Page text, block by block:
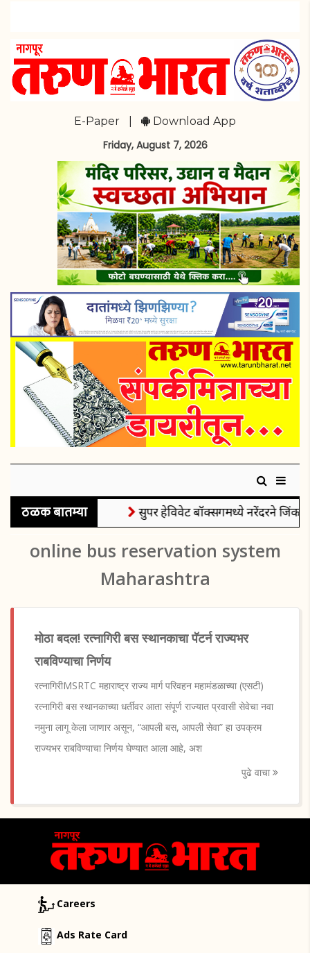
E-Paper Download App
Friday, August 7, 2026
ठळक बातम्या सुपर हेविवेट बॉक्सिंगमध्ये नरेंदरने जिंकले
online bus reservation system
Maharashtra
मोठा बदल! रत्नागिरी बस स्थानकाचा पॅटर्न राज्यभर
राबविण्याचा निर्णय
रत्नागिरीMSRTC महाराष्ट्र राज्य मार्ग परिवहन महामंडळाच्या (एसटी)
रत्नागिरी बस स्थानकाच्या धर्तीवर आता संपूर्ण राज्यात प्रवासी सेवेचा नवा
नमुना लागू केला जाणार असून, “आपली बस, आपली सेवा” हा उपक्रम
राज्यभर राबविण्याचा निर्णय घेण्यात आला आहे, अश
पुढे वाचा
Careers
Ads Rate Card